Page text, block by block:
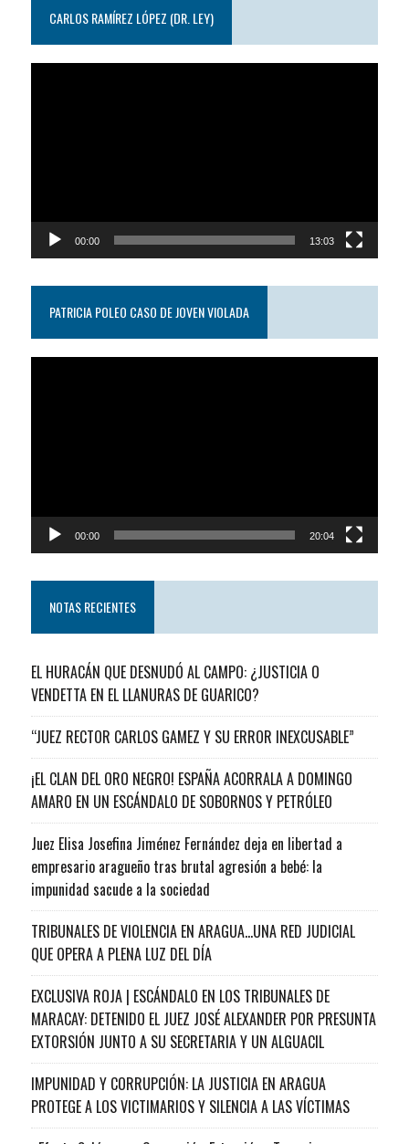
CARLOS RAMÍREZ LÓPEZ (DR. LEY)
00:00 13:03
PATRICIA POLEO CASO DE JOVEN VIOLADA
00:00 20:04
NOTAS RECIENTES
EL HURACÁN QUE DESNUDÓ AL CAMPO: ¿JUSTICIA O
VENDETTA EN EL LLANURAS DE GUARICO?
“JUEZ RECTOR CARLOS GAMEZ Y SU ERROR INEXCUSABLE”
¡EL CLAN DEL ORO NEGRO! ESPAÑA ACORRALA A DOMINGO
AMARO EN UN ESCÁNDALO DE SOBORNOS Y PETRÓLEO
Juez Elisa Josefina Jiménez Fernández deja en libertad a
empresario aragueño tras brutal agresión a bebé: la
impunidad sacude a la sociedad
TRIBUNALES DE VIOLENCIA EN ARAGUA…UNA RED JUDICIAL
QUE OPERA A PLENA LUZ DEL DÍA
EXCLUSIVA ROJA | ESCÁNDALO EN LOS TRIBUNALES DE
MARACAY: DETENIDO EL JUEZ JOSÉ ALEXANDER POR PRESUNTA
EXTORSIÓN JUNTO A SU SECRETARIA Y UN ALGUACIL
IMPUNIDAD Y CORRUPCIÓN: LA JUSTICIA EN ARAGUA
PROTEGE A LOS VICTIMARIOS Y SILENCIA A LAS VÍCTIMAS